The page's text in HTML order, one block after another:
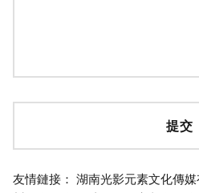
友情鏈接： 湖南光影元素文化傳